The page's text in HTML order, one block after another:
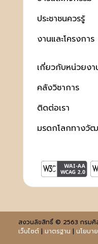
ประชาชนควรรู้
งานและโครงการ
เกี่ยวกับหน่วยงา
คลังวิชาการ
ติดต่อเรา
มรดกโลกทางวั
สงวนลิขสิทธิ์ © 2563 กรมศิ
เว็บไซต์| มาตรฐาน | นโยบา